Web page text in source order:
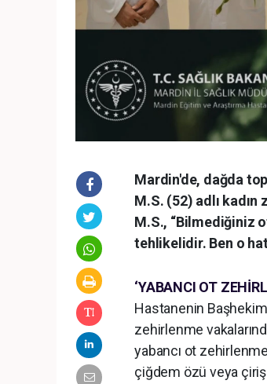
Mardin'de, dağda
M.S. (52) adlı
M.S., “Bilmediğiniz
tehlikelidir. Ben o
‘YABANCI OT
Hastanenin
zehirlenme
yabancı ot
çiğdem özü veya